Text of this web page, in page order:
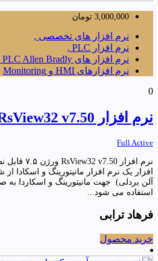
3,000,000 تومان
نرم افزار های تخصصی ,
نرم افزار PLC ,
نرم افزار های PLC Allen Bradly ,
نرم افزارهای HMI و Monitoring
0
نرم افزار RsView32 v7.50
Full Active
استفاده می شود...
فرهاد ترابی
خرید محصول